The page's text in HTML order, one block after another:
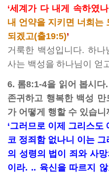
‘세계가 다 내게 속하였나
내 언약을 지키면 너희는
되겠고(출19:5)’
거룩한 백성입니다. 하나
사는 백성을 하나님이 얻
6. 롬8:1-4을 읽어 봅시
존귀하고 행복한 백성 만
가 어떻게 행할 수 있습니
‘그러므로 이제 그리스도
코 정죄함 없나니 이는
의 성령의 법이 죄와 사
이라. .. 육신을 따르지